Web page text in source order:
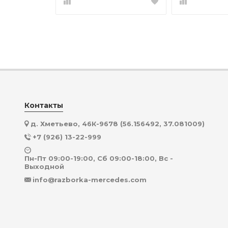
Контакты
д. Хметьево, 46К-9678 (56.156492, 37.081009)
+7 (926) 13-22-999
Пн-Пт 09:00-19:00, Сб 09:00-18:00, Вс -
Выходной
info@razborka-mercedes.com